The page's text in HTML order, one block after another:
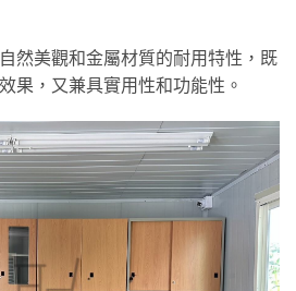
然美觀和金屬材質的耐用特性，既
果，又兼具實用性和功能性。